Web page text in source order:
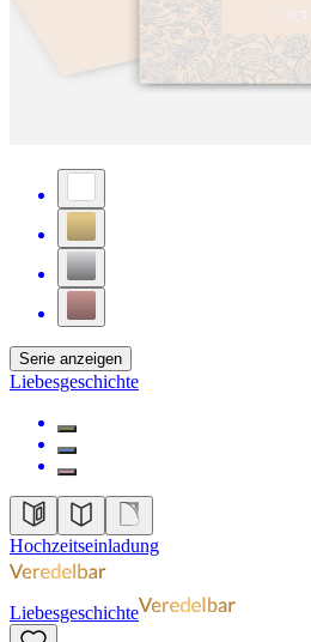
Serie anzeigen
Liebesgeschichte
Hochzeitseinladung
Liebesgeschichte